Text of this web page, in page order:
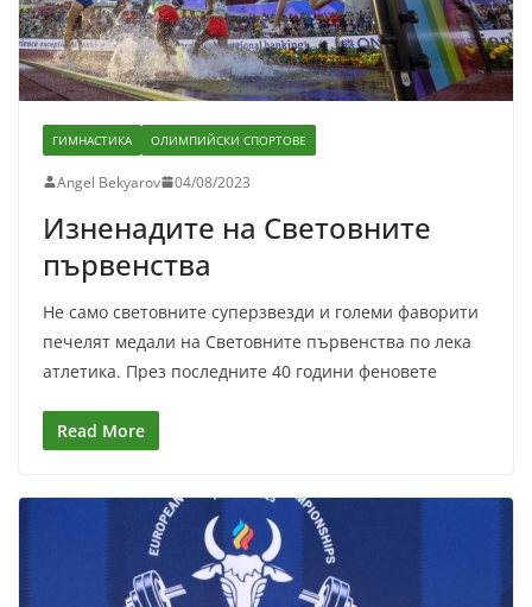
ГИМНАСТИКА ОЛИМПИЙСКИ СПОРТОВЕ
Angel Bekyarov 04/08/2023
Изненадите на Световните
първенства
Не само световните суперзвезди и големи фаворити
печелят медали на Световните първенства по лека
атлетика. През последните 40 години феновете
Read More